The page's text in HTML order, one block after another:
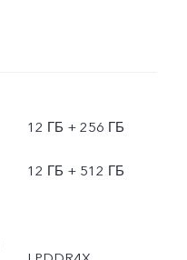
12 ГБ + 256 ГБ
12 ГБ + 512 ГБ